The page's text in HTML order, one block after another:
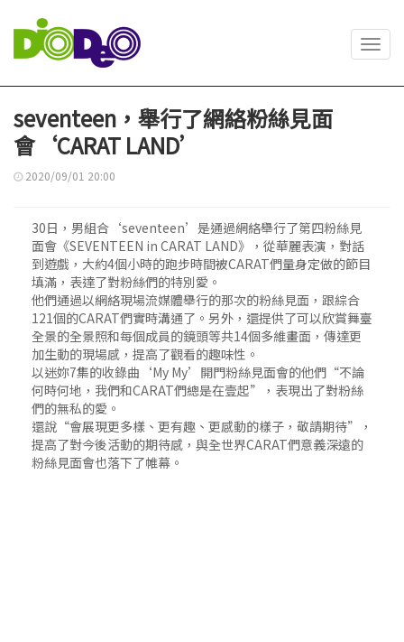
seventeen，舉行了網絡粉絲見面
會‘CARAT LAND’
2020/09/01 20:00
30日，男組合‘seventeen’是通過網絡舉行了第四粉絲見
面會《SEVENTEEN in CARAT LAND》，從華麗表演，對話
到遊戲，大約4個小時的跑步時間被CARAT們量身定做的節目
填滿，表達了對粉絲們的特別愛。
他們通過以網絡現場流媒體舉行的那次的粉絲見面，跟綜合
121個的CARAT們實時溝通了。另外，還提供了可以欣賞舞臺
全景的全景照和每個成員的鏡頭等共14個多維畫面，傳達更
加生動的現場感，提高了觀看的趣味性。
以迷妳7集的收錄曲‘My My’開門粉絲見面會的他們“不論
何時何地，我們和CARAT們總是在壹起”，表現出了對粉絲
們的無私的愛。
還說“會展現更多樣、更有趣、更感動的樣子，敬請期待”，
提高了對今後活動的期待感，與全世界CARAT們意義深遠的
粉絲見面會也落下了帷幕。